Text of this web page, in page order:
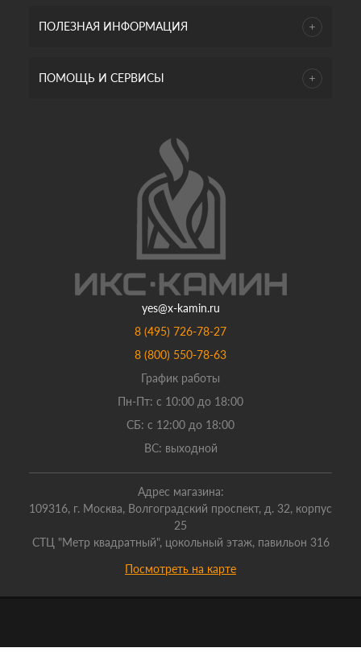
ПОЛЕЗНАЯ ИНФОРМАЦИЯ
ПОМОЩЬ И СЕРВИСЫ
yes@x-kamin.ru
8 (495) 726-78-27
8 (800) 550-78-63
График работы
Пн-Пт: с 10:00 до 18:00
СБ: с 12:00 до 18:00
ВС: выходной
Адрес магазина:
109316, г. Москва, Волгоградский проспект, д. 32, корпус
25
СТЦ "Метр квадратный", цокольный этаж, павильон 316
Посмотреть на карте